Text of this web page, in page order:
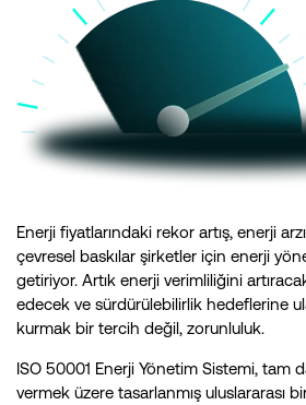
Enerji fiyatlarındaki rekor artış, enerji
çevresel baskılar şirketler için enerji
getiriyor. Artık enerji verimliliğini
edecek ve sürdürülebilirlik hedeflerine
kurmak bir tercih değil, zorunluluk.
ISO 50001 Enerji Yönetim Sistemi, tam
vermek üzere tasarlanmış uluslararası